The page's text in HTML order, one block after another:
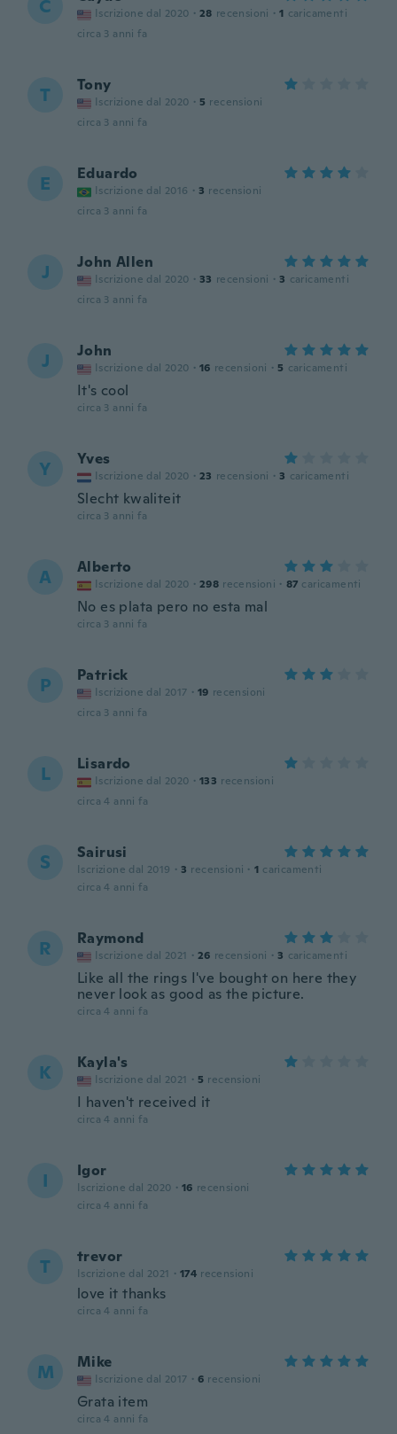
C Iscrizione dal 2020 · 28 recensioni · 1 caricamenti
circa 3 anni fa
T Tony
Iscrizione dal 2020 · 5 recensioni
circa 3 anni fa
E Eduardo
Iscrizione dal 2016 · 3 recensioni
circa 3 anni fa
J John Allen
Iscrizione dal 2020 · 33 recensioni · 3 caricamenti
circa 3 anni fa
J John
Iscrizione dal 2020 · 16 recensioni · 5 caricamenti
It's cool
circa 3 anni fa
Y Yves
Iscrizione dal 2020 · 23 recensioni · 3 caricamenti
Slecht kwaliteit
circa 3 anni fa
A Alberto
Iscrizione dal 2020 · 298 recensioni · 87 caricamenti
No es plata pero no esta mal
circa 3 anni fa
P Patrick
Iscrizione dal 2017 · 19 recensioni
circa 3 anni fa
L Lisardo
Iscrizione dal 2020 · 133 recensioni
circa 4 anni fa
S Sairusi
Iscrizione dal 2019 · 3 recensioni · 1 caricamenti
circa 4 anni fa
R Raymond
Iscrizione dal 2021 · 26 recensioni · 3 caricamenti
Like all the rings I've bought on here they
never look as good as the picture.
circa 4 anni fa
K Kayla's
Iscrizione dal 2021 · 5 recensioni
I haven't received it
circa 4 anni fa
I Igor
Iscrizione dal 2020 · 16 recensioni
circa 4 anni fa
T trevor
Iscrizione dal 2021 · 174 recensioni
love it thanks
circa 4 anni fa
M Mike
Iscrizione dal 2017 · 6 recensioni
Grata item
circa 4 anni fa